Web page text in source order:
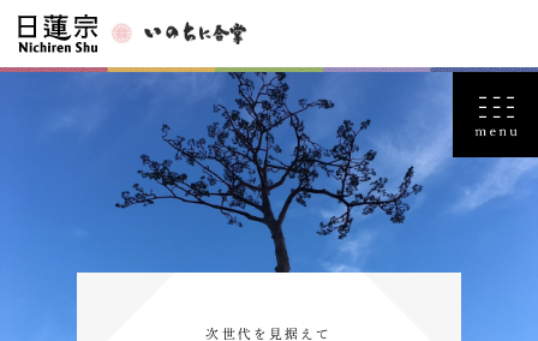
次世代を見据えて